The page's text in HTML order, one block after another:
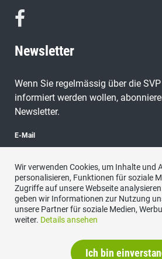
Newsletter
Wenn Sie regelmässig über die
informiert werden wollen,
Newsletter.
E-Mail
abonnieren
Datenschutzerklärung
Wir verwenden Cookies, um Inhalte und
personalisieren, Funktionen für soziale
Zugriffe auf unsere Webseite
geben wir Informationen zur Nutzung
unsere Partner für soziale Medien,
weiter. Details ansehen
Ich bin